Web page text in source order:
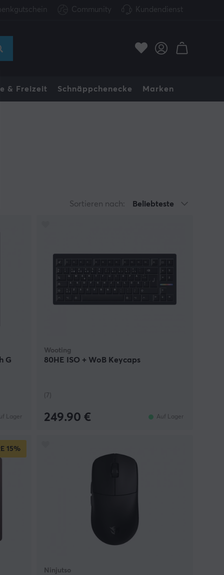
Community Kundendienst
& Freizeit Schnäppchenecke Marken
Sortieren nach: Beliebteste
G
Lager
Wooting
80HE ISO + WoB Keycaps
(7)
249.90 € Auf Lager
15%
Ninjutso